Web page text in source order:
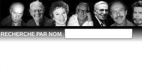
RECHERCHE PAR NOM